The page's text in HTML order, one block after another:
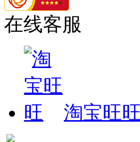
在线客服
淘宝旺旺